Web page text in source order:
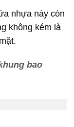
nhựa này còn
không kém là
bao